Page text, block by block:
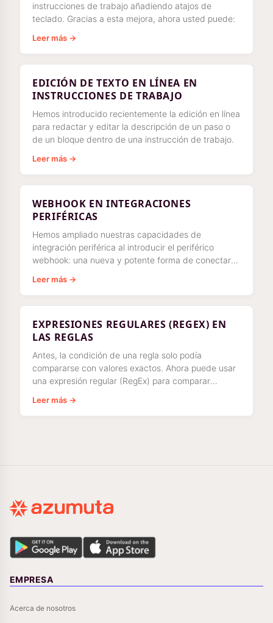
instrucciones de trabajo añadiendo atajos de
teclado. Gracias a esta mejora, ahora usted puede:
Leer más →
EDICIÓN DE TEXTO EN LÍNEA EN
INSTRUCCIONES DE TRABAJO
Hemos introducido recientemente la edición en línea
para redactar y editar la descripción de un paso o
de un bloque dentro de una instrucción de trabajo.
Leer más →
WEBHOOK EN INTEGRACIONES
PERIFÉRICAS
Hemos ampliado nuestras capacidades de
integración periférica al introducir el periférico
webhook: una nueva y potente forma de conectar
Leer más →
EXPRESIONES REGULARES (REGEX) EN
LAS REGLAS
Antes, la condición de una regla solo podía
compararse con valores exactos. Ahora puede usar
una expresión regular (RegEx) para comparar
Leer más →
EMPRESA
Acerca de nosotros